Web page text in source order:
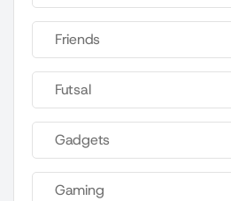
Friends
Futsal
Gadgets
Gaming